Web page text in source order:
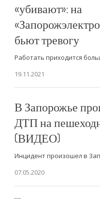
«убивают»: на
бьют тревогу
Работать приходится
19.11.2021
В Запорожье
ДТП на
(ВИДЕО)
Инцидент произошел в
07.05.2020